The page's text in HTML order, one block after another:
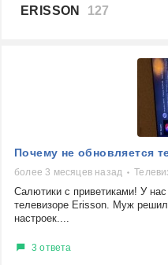
ERISSON 127
Почему не обновляется
более 3 месяцев назад
Салютики с приветиками! У
телевизоре Erisson. Муж решил
настроек....
3 ответа